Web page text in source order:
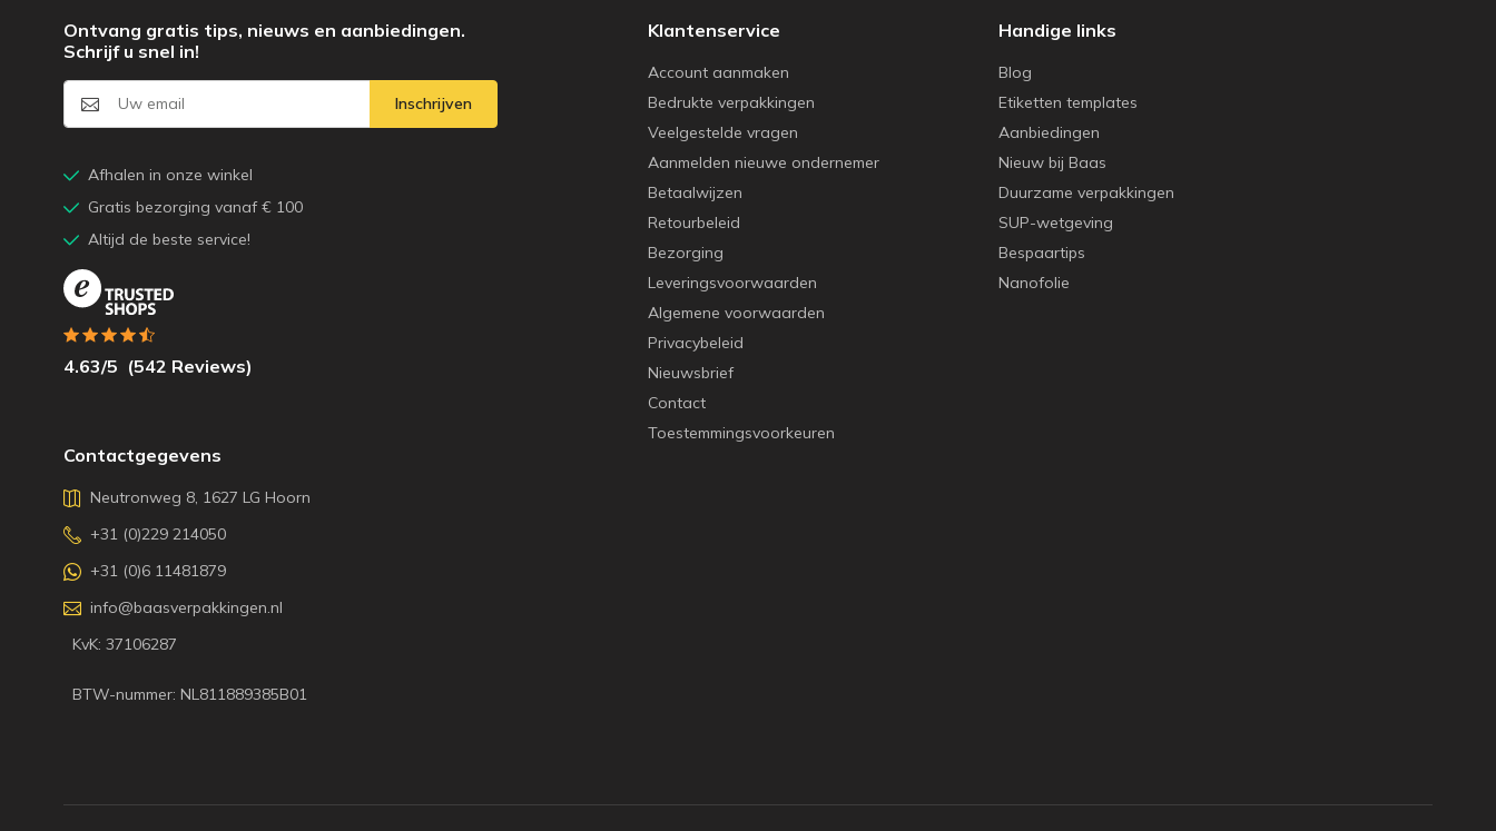
Klantenservice
Account aanmaken
Bedrukte verpakkingen
Veelgestelde vragen
Aanmelden nieuwe ondernemer
Betaalwijzen
Retourbeleid
Bezorging
Leveringsvoorwaarden
Algemene voorwaarden
Privacybeleid
Nieuwsbrief
Contact
Toestemmingsvoorkeuren
Handige links
Blog
Etiketten templates
Aanbiedingen
Nieuw bij Baas
Duurzame verpakkingen
SUP-wetgeving
Bespaartips
Nanofolie
Contactgegevens
Neutronweg 8, 1627 LG Hoorn
+31 (0)229 214050
+31 (0)6 11481879
info@baasverpakkingen.nl
KvK: 37106287
BTW-nummer: NL811889385B01
Ontvang gratis tips, nieuws en aanbiedingen.
Schrijf u snel in!
Inschrijven
Afhalen in onze winkel
Gratis bezorging vanaf € 100
Altijd de beste service!
4.63/5 (542 Reviews)